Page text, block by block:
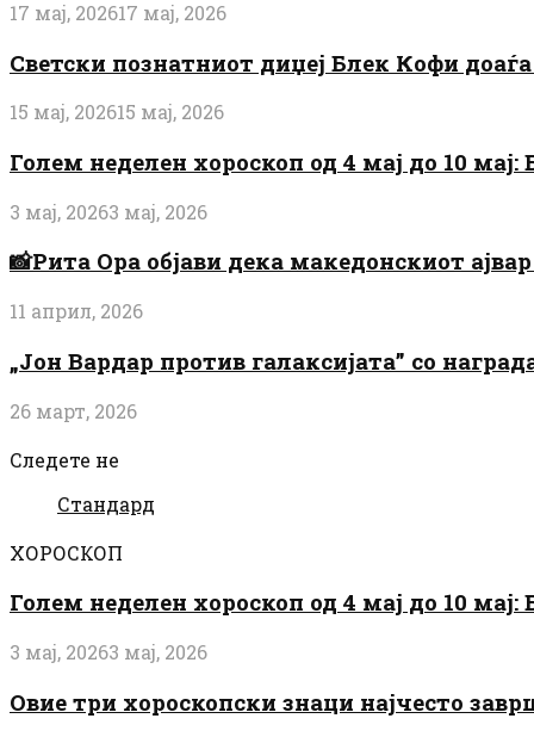
17 мај, 202617 мај, 2026
Светски познатниот диџеј Блек Кофи доаѓа
15 мај, 202615 мај, 2026
Голем неделен хороскоп од 4 мај до 10
3 мај, 20263 мај, 2026
📸Рита Ора објави дека македонскиот
11 април, 2026
„Јон Вардар против галаксијата” со
26 март, 2026
Следете не
Стандард
ХОРОСКОП
Голем неделен хороскоп од 4 мај до 10
3 мај, 20263 мај, 2026
Овие три хороскопски знаци најчесто